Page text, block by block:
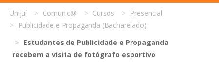
Unijuí Comunic@ Cursos
Presencial
Publicidade e Propaganda (Bacharelado)
Estudantes de Publicidade e Propaganda
recebem a visita de fotógrafo esportivo